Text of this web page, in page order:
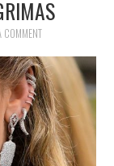
COMMENT